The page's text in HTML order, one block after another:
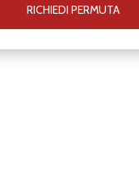
RICHIEDI PERMUTA